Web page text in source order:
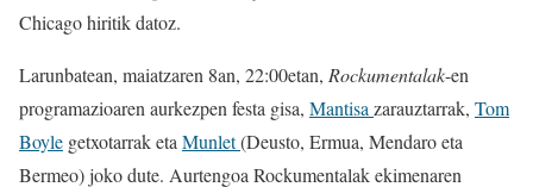
Chicago hiritik datoz.
Larunbatean, maiatzaren 8an, 22:00etan, Rockumentalak-en
programazioaren aurkezpen festa gisa, Mantisa zarauztarrak, Tom
Boyle getxotarrak eta Munlet(Deusto, Ermua, Mendaro eta
Bermeo) joko dute. Aurtengoa Rockumentalak ekimenaren